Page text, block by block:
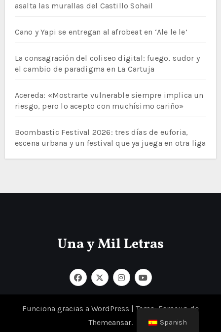
asalta las murallas del Castillo Sohail
Cano y Yapi se entregan al afrobeat en ‘Ale le le’
La consagración del coliseo digital: fuego, sudor y
el cambio de paradigma en La Cartuja
Acereda: «Mostrarte vulnerable siempre implica un
riesgo, pero lo acepto con muchísimo cariño»
Boombastic Festival 2026: tres días de euforia,
escena urbana y un festival que ya juega en otra liga
Una y Mil Letras
Funciona gracias a WordPress | Tema: Fameup de
Themeansar. Spanish